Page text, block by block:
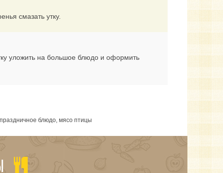
смазать утку.
уложить на большое блюдо и оформить
блюдо, мясо птицы